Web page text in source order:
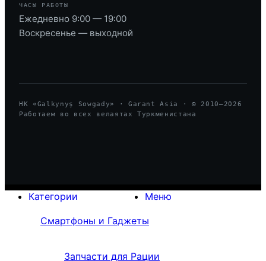
ЧАСЫ РАБОТЫ
Ежедневно 9:00 — 19:00
Воскресенье — выходной
HK «Galkynyş Sowgady» · Garant Asia · © 2010—2026
Работаем во всех велаятах Туркменистана
Меню
Категории
Смартфоны и Гаджеты
Запчасти для Рации